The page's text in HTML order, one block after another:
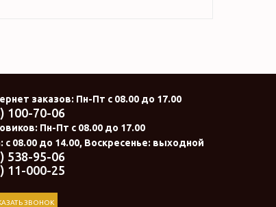
заказов: Пн-Пт с 08.00 до 17.00
100-70-06
Пн-Пт с 08.00 до 17.00
с 08.00 до 14.00, Воскресенье: выходной
538-95-06
11-000-25
ЗВОНОК